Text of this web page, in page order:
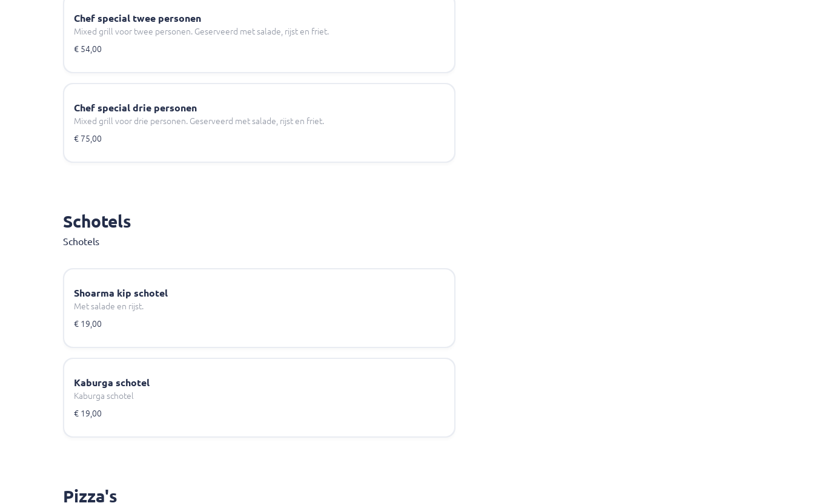
Chef special twee personen
Mixed grill voor twee personen. Geserveerd met salade, rijst en friet.
€ 54,00
Chef special drie personen
Mixed grill voor drie personen. Geserveerd met salade, rijst en friet.
€ 75,00
Schotels
Schotels
Shoarma kip schotel
Met salade en rijst.
€ 19,00
Kaburga schotel
Kaburga schotel
€ 19,00
Pizza's